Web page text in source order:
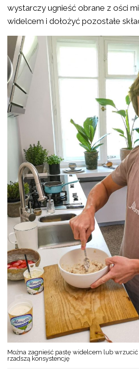
wystarczy ugnieść obrane z ości
widelcem i dołożyć pozostałe
Można zagnieść pastę widelcem lub
rzadszą konsystencję